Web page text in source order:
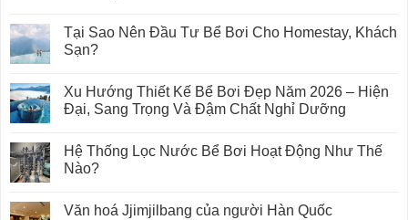
Tại Sao Nên Đầu Tư Bể Bơi Cho Homestay, Khách
Sạn?
Xu Hướng Thiết Kế Bể Bơi Đẹp Năm 2026 – Hiện
Đại, Sang Trọng Và Đậm Chất Nghỉ Dưỡng
Hệ Thống Lọc Nước Bể Bơi Hoạt Động Như Thế
Nào?
Văn hoá Jjimjilbang của người Hàn Quốc